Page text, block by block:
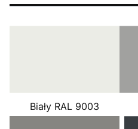
Biały RAL 9003